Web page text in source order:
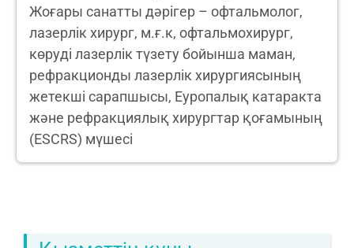
Жоғары санатты дәрігер – офтальмолог,
лазерлік хирург, м.ғ.к, офтальмохирург,
көруді лазерлік түзету бойынша маман,
рефракционды лазерлік хирургиясының
жетекші сарапшысы, Еуропалық катаракта
және рефракциялық хирургтар қоғамының
(ESCRS) мүшесі